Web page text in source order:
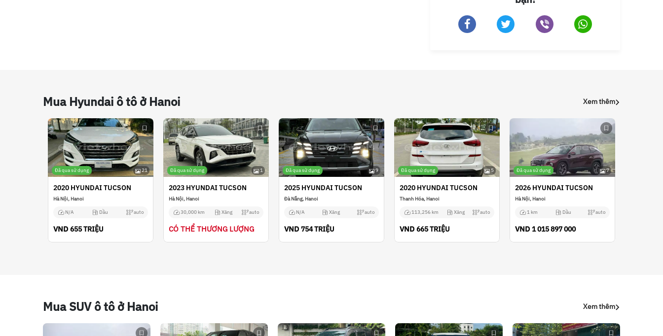
Mua Hyundai ô tô ở Hanoi Xem thêm
Đã qua sử dụng 21
2020 HYUNDAI TUCSON
Hà Nội, Hanoi
N/A Dầu auto
VND 655 TRIỆU
Đã qua sử dụng 1
2023 HYUNDAI TUCSON
Hà Nội, Hanoi
30,000 km Xăng auto
CÓ THỂ THƯƠNG LƯỢNG
Đã qua sử dụng 9
2025 HYUNDAI TUCSON
Đà Nẵng, Hanoi
N/A Xăng auto
VND 754 TRIỆU
Đã qua sử dụng 5
2020 HYUNDAI TUCSON
Thanh Hóa, Hanoi
113,256 km Xăng auto
VND 665 TRIỆU
Đã qua sử dụng 7
2026 HYUNDAI TUCSON
Hà Nội, Hanoi
1 km Dầu auto
VND 1 015 897 000
Mua SUV ô tô ở Hanoi Xem thêm